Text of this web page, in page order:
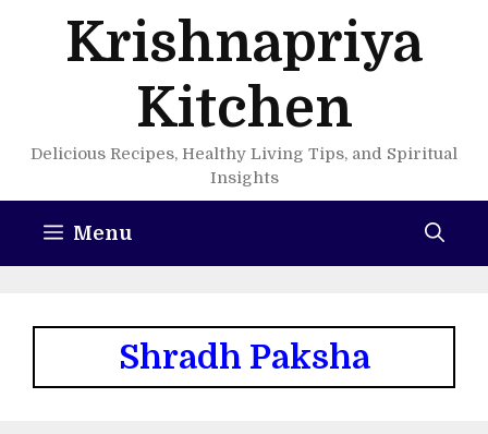
Krishnapriya
Kitchen
Delicious Recipes, Healthy Living Tips, and Spiritual
Insights
Menu
Shradh Paksha